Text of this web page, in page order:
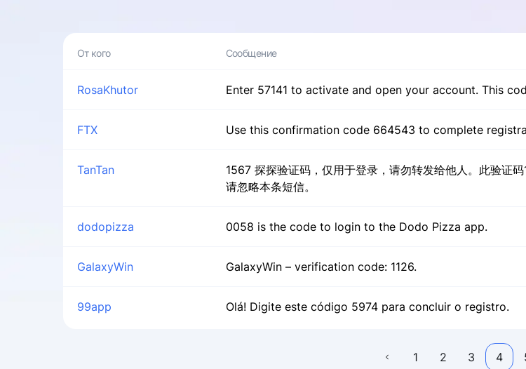
RosaKhutor Enter 57141 to activate and open your account. This
FTX Use this confirmation code 664543 to complete
TanTan
1567 探探验证码，仅用于登录，请勿转发给他人。此验证
请忽略本条短信。
dodopizza 0058 is the code to login to the Dodo Pizza app.
GalaxyWin GalaxyWin – verification code: 1126.
99app Olá! Digite este código 5974 para concluir o registro.
1 2 3 4